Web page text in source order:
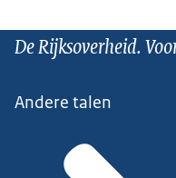
De Rijksoverheid.
Andere talen